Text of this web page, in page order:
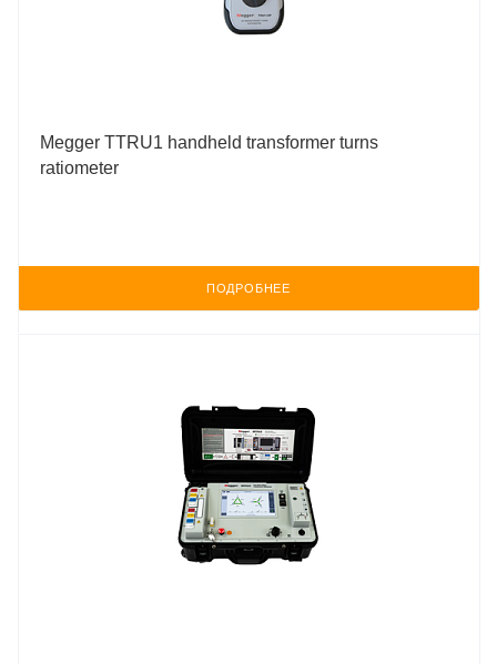
Megger TTRU1 handheld transformer turns
ratiometer
ПОДРОБНЕЕ